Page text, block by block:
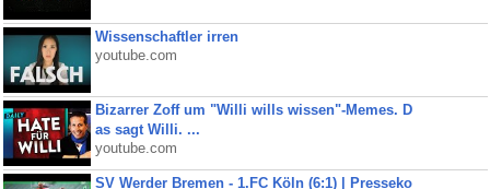
Wissenschaftler irren
youtube.com
Bizarrer Zoff um "Willi wills wissen"-Memes. D
as sagt Willi. ...
youtube.com
SV Werder Bremen - 1.FC Köln (6:1) | Presseko